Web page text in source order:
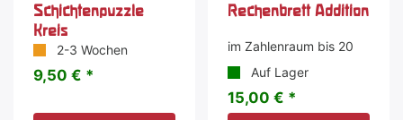
Schichtenpuzzle
Kreis
2-3 Wochen
9,50 € *
Rechenbrett Addition
im Zahlenraum bis 20
Auf Lager
15,00 € *